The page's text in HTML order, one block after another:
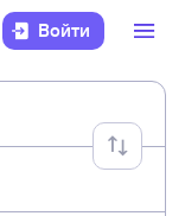
Войти